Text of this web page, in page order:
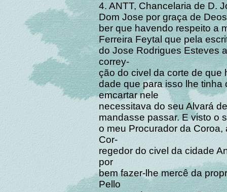
4. ANTT, Chancelaria de D.
Dom Jose por graça de
ber que havendo respeito a
Ferreira Feytal que pela
do Jose Rodrigues Esteves
correy-
ção do civel da corte de que
dade que para isso lhe
emcartar nele
necessitava do seu Alvará
mandasse passar. E visto o
o meu Procurador da
Cor-
regedor do civel da cidade
por
bem fazer-lhe mercê da
Pello